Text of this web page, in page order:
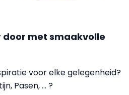
door met smaakvolle
voor elke gelegenheid?
Pasen, … ?